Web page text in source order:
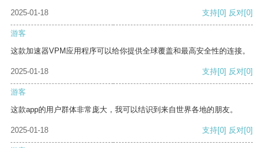
2025-01-18 支持[0] 反对[0]
游客
这款加速器VPM应用程序可以给你提供全球覆盖和最高安全性的连接。
2025-01-18 支持[0] 反对[0]
游客
这款app的用户群体非常庞大，我可以结识到来自世界各地的朋友。
2025-01-18 支持[0] 反对[0]